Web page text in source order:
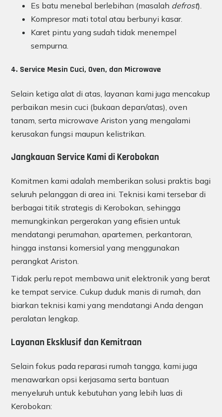
Es batu menebal berlebihan (masalah defrost).
Kompresor mati total atau berbunyi kasar.
Karet pintu yang sudah tidak menempel
sempurna.
4. Service Mesin Cuci, Oven, dan Microwave
Selain ketiga alat di atas, layanan kami juga mencakup
perbaikan mesin cuci (bukaan depan/atas), oven
tanam, serta microwave Ariston yang mengalami
kerusakan fungsi maupun kelistrikan.
Jangkauan Service Kami di Kerobokan
Komitmen kami adalah memberikan solusi praktis bagi
seluruh pelanggan di area ini. Teknisi kami tersebar di
berbagai titik strategis di Kerobokan, sehingga
memungkinkan pergerakan yang efisien untuk
mendatangi perumahan, apartemen, perkantoran,
hingga instansi komersial yang menggunakan
perangkat Ariston.
Tidak perlu repot membawa unit elektronik yang berat
ke tempat service. Cukup duduk manis di rumah, dan
biarkan teknisi kami yang mendatangi Anda dengan
peralatan lengkap.
Layanan Eksklusif dan Kemitraan
Selain fokus pada reparasi rumah tangga, kami juga
menawarkan opsi kerjasama serta bantuan
menyeluruh untuk kebutuhan yang lebih luas di
Kerobokan: